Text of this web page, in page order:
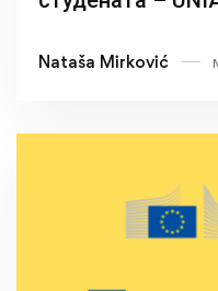
Nataša Mirković